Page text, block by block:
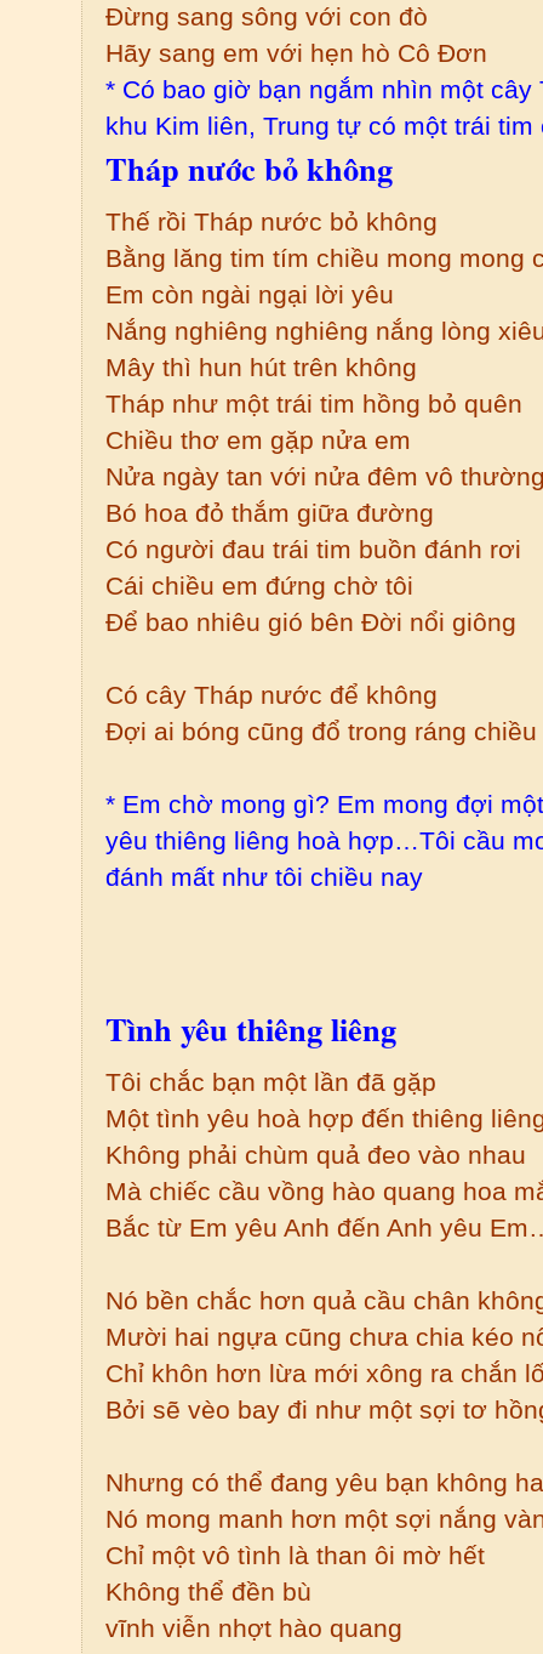
Đừng sang sông với con đò
Hãy sang em với hẹn hò Cô Đơn
* Có bao giờ bạn ngắm nhìn một
khu Kim liên, Trung tự có một trái
Tháp nước bỏ không
Thế rồi Tháp nước bỏ không
Bằng lăng tim tím chiều mong mong
Em còn ngài ngại lời yêu
Nắng nghiêng nghiêng nắng lòng
Mây thì hun hút trên không
Tháp như một trái tim hồng bỏ quên
Chiều thơ em gặp nửa em
Nửa ngày tan với nửa đêm vô
Bó hoa đỏ thắm giữa đường
Có người đau trái tim buồn đánh rơi
Cái chiều em đứng chờ tôi
Để bao nhiêu gió bên Đời nổi giông
Có cây Tháp nước để không
Đợi ai bóng cũng đổ trong ráng chiều
* Em chờ mong gì? Em mong đợi
yêu thiêng liêng hoà hợp…Tôi cầu
đánh mất như tôi chiều nay
Tình yêu thiêng liêng
Tôi chắc bạn một lần đã gặp
Một tình yêu hoà hợp đến thiêng
Không phải chùm quả đeo vào nhau
Mà chiếc cầu vồng hào quang hoa
Bắc từ Em yêu Anh đến Anh yêu
Nó bền chắc hơn quả cầu chân
Mười hai ngựa cũng chưa chia kéo
Chỉ khôn hơn lừa mới xông ra chắn
Bởi sẽ vèo bay đi như một sợi tơ
Nhưng có thể đang yêu bạn không
Nó mong manh hơn một sợi nắng
Chỉ một vô tình là than ôi mờ hết
Không thể đền bù
vĩnh viễn nhợt hào quang